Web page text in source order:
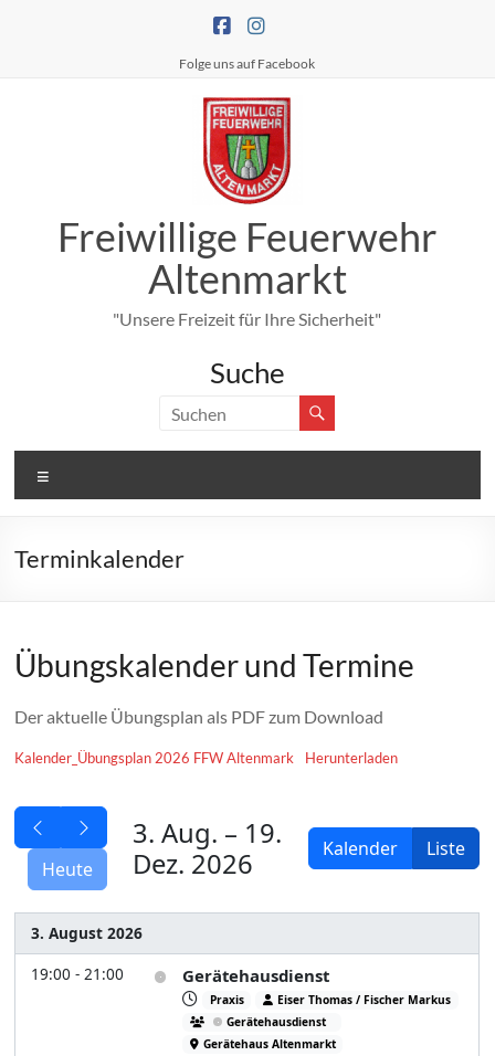
Folge uns auf Facebook
Freiwillige Feuerwehr
Altenmarkt
"Unsere Freizeit für Ihre Sicherheit"
Suche
Terminkalender
Übungskalender und Termine
Der aktuelle Übungsplan als PDF zum Download
Kalender_Übungsplan 2026 FFW Altenmark Herunterladen